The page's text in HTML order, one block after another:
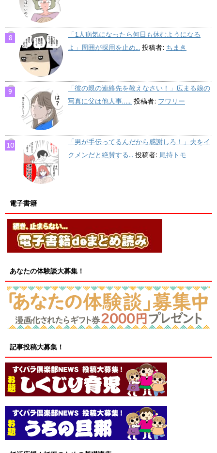
「1人病気になったら何日も休むようになる
よ」周囲が採用を止め... 投稿者: ちまき
「彼の親の連絡先を教えなさい！」広まる娘の
写真に父は他人事…... 投稿者: フワリー
「男が手伝ってるんだから感謝しろ！」夫をイ
クメンだと絶賛する... 投稿者: 尾持トモ
電子書籍
あなたの体験談大募集！
記事投稿大募集！